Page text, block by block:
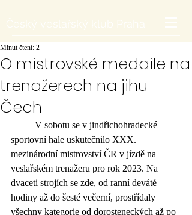
O mistrovské medaile na
trenažerech na jihu
Čech
Minut čtení: 2
sportovní hale uskutečnilo XXX.
mezinárodní mistrovství ČR v jízdě na
veslařském trenažeru pro rok 2023. Na
dvaceti strojích se zde, od ranní deváté
hodiny až do šesté večerní, prostřídaly
všechny kategorie od dorosteneckých až po